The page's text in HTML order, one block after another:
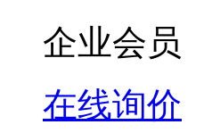
企业会员
在线询价